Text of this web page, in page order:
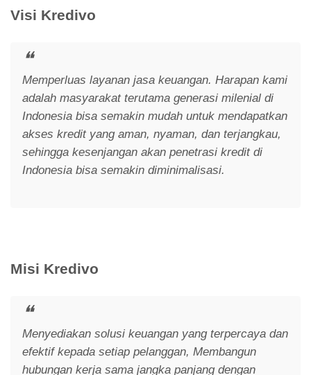
Visi Kredivo
Memperluas layanan jasa keuangan. Harapan kami
adalah masyarakat terutama generasi milenial di
Indonesia bisa semakin mudah untuk mendapatkan
akses kredit yang aman, nyaman, dan terjangkau,
sehingga kesenjangan akan penetrasi kredit di
Indonesia bisa semakin diminimalisasi.
Misi Kredivo
Menyediakan solusi keuangan yang terpercaya dan
efektif kepada setiap pelanggan, Membangun
hubungan kerja sama jangka panjang dengan